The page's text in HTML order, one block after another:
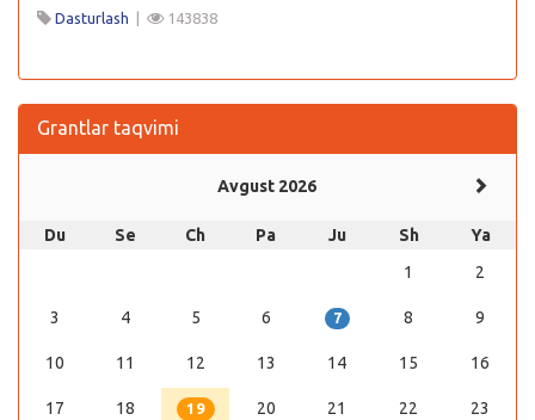
Dasturlash | 143838
Grantlar taqvimi
Avgust 2026
Du Se Ch Pa Ju Sh
Ya
1
2
3 4 5 6 7 8 9
10 11 12 13 14 15 16
17 18 19 20 21 22 23